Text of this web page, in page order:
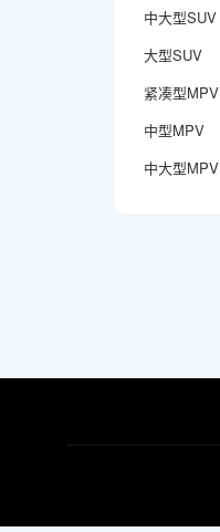
中大型SUV
大型SUV
紧凑型MPV
中型MPV
中大型MPV